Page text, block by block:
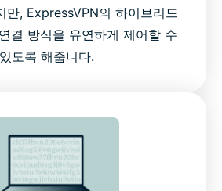
만, ExpressVPN의 하이브리드
결 방식을 유연하게 제어할 수
있도록 해줍니다.